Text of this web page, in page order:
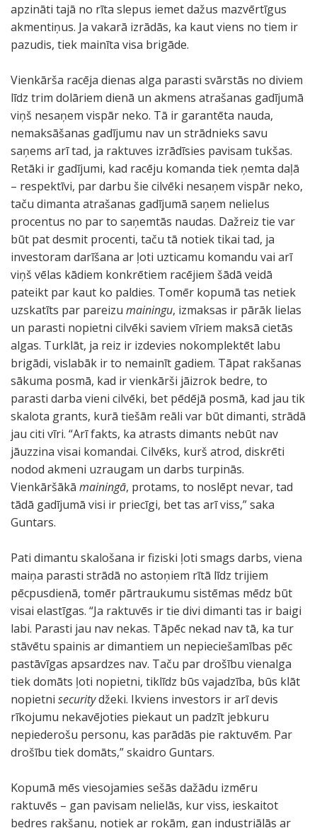
apzināti tajā no rīta slepus iemet dažus mazvērtīgus
akmentiņus. Ja vakarā izrādās, ka kaut viens no tiem ir
pazudis, tiek mainīta visa brigāde.
Vienkārša racēja dienas alga parasti svārstās no diviem
līdz trim dolāriem dienā un akmens atrašanas gadījumā
viņš nesaņem vispār neko. Tā ir garantēta nauda,
nemaksāšanas gadījumu nav un strādnieks savu
saņems arī tad, ja raktuves izrādīsies pavisam tukšas.
Retāki ir gadījumi, kad racēju komanda tiek ņemta daļā
– respektīvi, par darbu šie cilvēki nesaņem vispār neko,
taču dimanta atrašanas gadījumā saņem nelielus
procentus no par to saņemtās naudas. Dažreiz tie var
būt pat desmit procenti, taču tā notiek tikai tad, ja
investoram darīšana ar ļoti uzticamu komandu vai arī
viņš vēlas kādiem konkrētiem racējiem šādā veidā
pateikt par kaut ko paldies. Tomēr kopumā tas netiek
uzskatīts par pareizu mainingu, izmaksas ir pārāk lielas
un parasti nopietni cilvēki saviem vīriem maksā cietās
algas. Turklāt, ja reiz ir izdevies nokomplektēt labu
brigādi, vislabāk ir to nemainīt gadiem. Tāpat rakšanas
sākuma posmā, kad ir vienkārši jāizrok bedre, to
parasti darba vieni cilvēki, bet pēdējā posmā, kad jau tik
skalota grants, kurā tiešām reāli var būt dimanti, strādā
jau citi vīri. “Arī fakts, ka atrasts dimants nebūt nav
jāuzzina visai komandai. Cilvēks, kurš atrod, diskrēti
nodod akmeni uzraugam un darbs turpinās.
Vienkāršākā mainingā, protams, to noslēpt nevar, tad
tādā gadījumā visi ir priecīgi, bet tas arī viss,” saka
Guntars.
Pati dimantu skalošana ir fiziski ļoti smags darbs, viena
maiņa parasti strādā no astoņiem rītā līdz trijiem
pēcpusdienā, tomēr pārtraukumu sistēmas mēdz būt
visai elastīgas. “Ja raktuvēs ir tie divi dimanti tas ir baigi
labi. Parasti jau nav nekas. Tāpēc nekad nav tā, ka tur
stāvētu spainis ar dimantiem un nepieciešamības pēc
pastāvīgas apsardzes nav. Taču par drošību vienalga
tiek domāts ļoti nopietni, tiklīdz būs vajadzība, būs klāt
nopietni securitydžeki. Ikviens investors ir arī devis
rīkojumu nekavējoties piekaut un padzīt jebkuru
nepiederošu personu, kas parādās pie raktuvēm. Par
drošību tiek domāts,” skaidro Guntars.
Kopumā mēs viesojamies sešās dažādu izmēru
raktuvēs – gan pavisam nelielās, kur viss, ieskaitot
bedres rakšanu, notiek ar rokām, gan industriālās ar